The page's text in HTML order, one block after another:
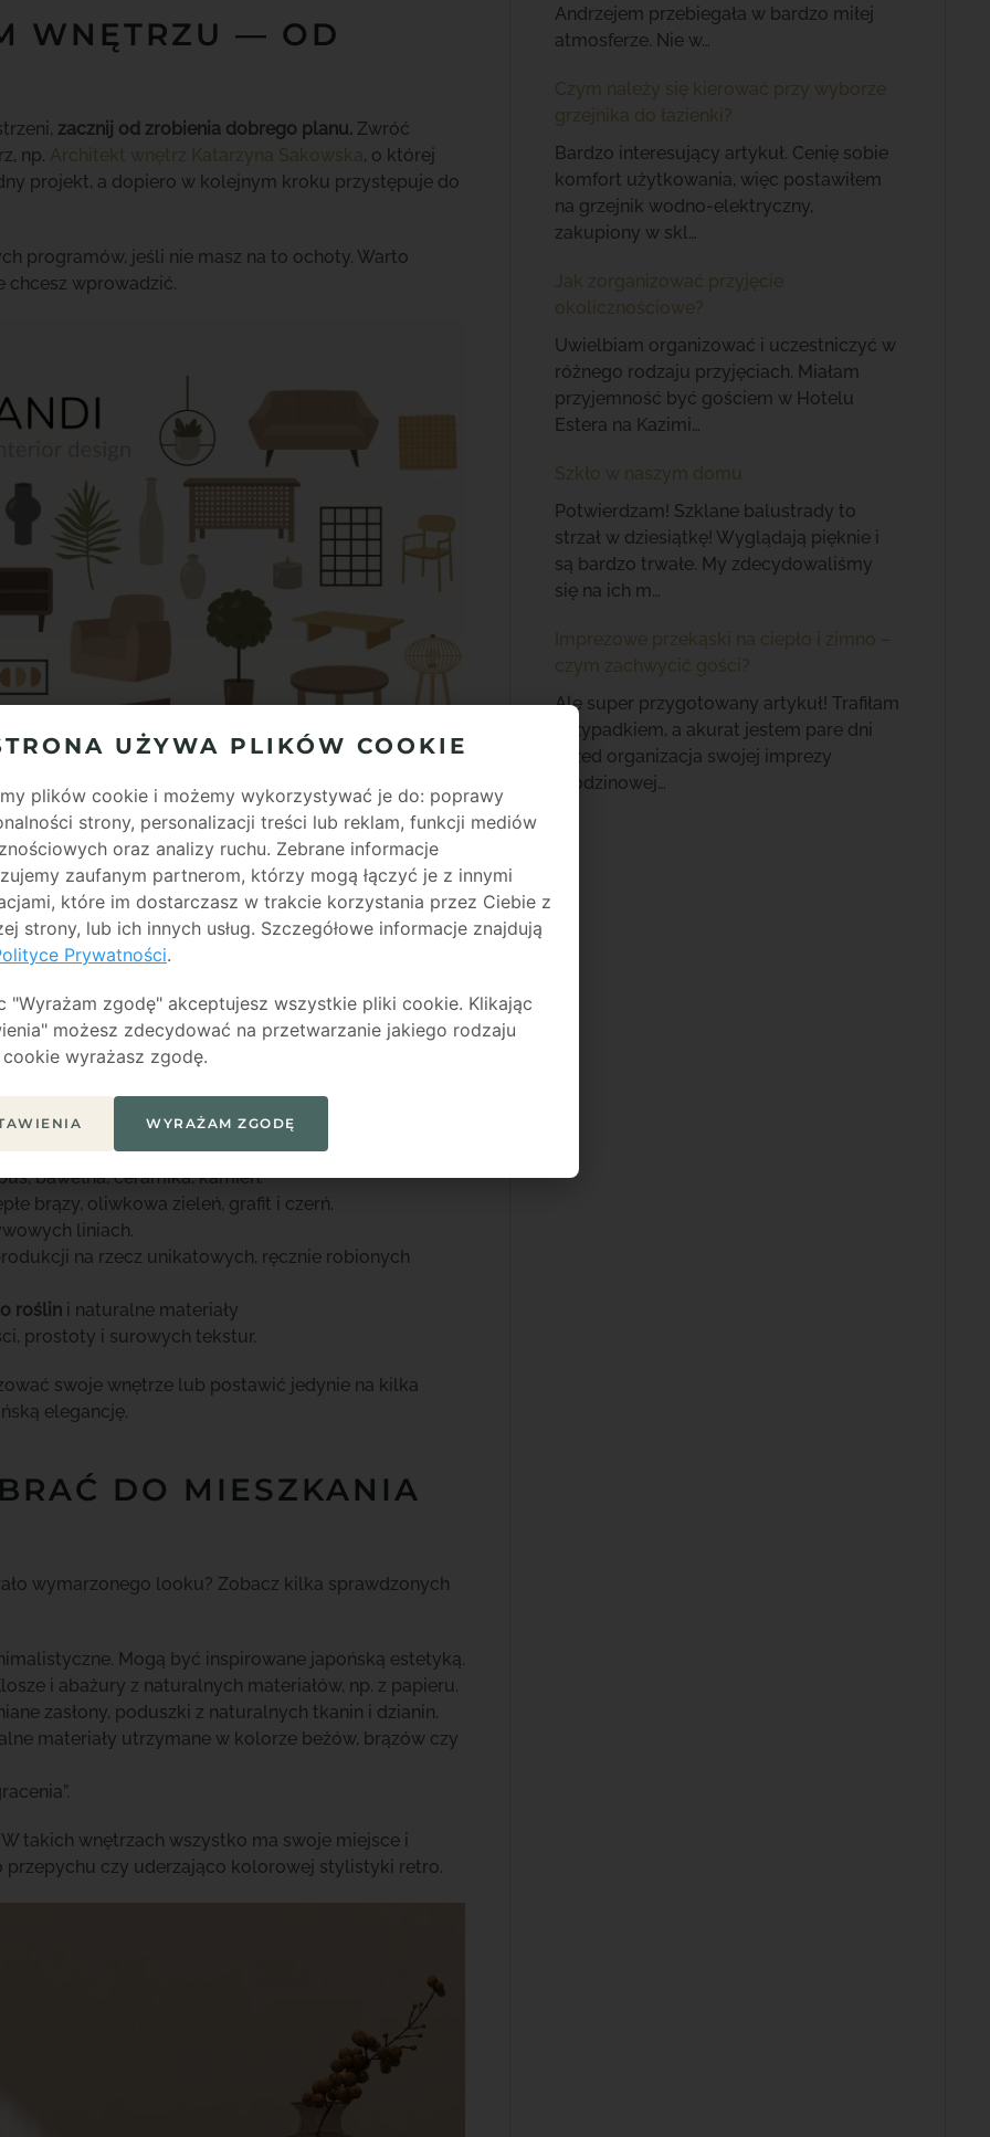
WNĘTRZU — OD
zacznij od zrobienia dobrego planu. Zwróć
np. Architekt wnętrz Katarzyna Sakowska, o której
projekt, a dopiero w kolejnym kroku przystępuje do
programów, jeśli nie masz na to ochoty. Warto
chcesz wprowadzić.
W umiejętny sposób
Sprawdź!
dekoracji, na rzecz funkcjonalnych i
bawełna, ceramika, kamień.
brązy, oliwkowa zieleń, grafit i czerń.
liniach.
na rzecz unikatowych, ręcznie robionych
roślin i naturalne materiały
prostoty i surowych tekstur.
swoje wnętrze lub postawić jedynie na kilka
elegancję.
DO MIESZKANIA
wymarzonego looku? Zobacz kilka sprawdzonych
Mogą być inspirowane japońską estetyką.
i abażury z naturalnych materiałów, np. z papieru.
zasłony, poduszki z naturalnych tkanin i dzianin.
materiały utrzymane w kolorze beżów, brązów czy
W takich wnętrzach wszystko ma swoje miejsce i
czy uderzająco kolorowej stylistyki retro.
Andrzejem przebiegała w bardzo miłej
atmosferze. Nie w…
Czym należy się kierować przy wyborze
grzejnika do łazienki?
Bardzo interesujący artykuł. Cenię sobie
komfort użytkowania, więc postawiłem
na grzejnik wodno-elektryczny,
zakupiony w skl…
Jak zorganizować przyjęcie
okolicznościowe?
Uwielbiam organizować i uczestniczyć w
różnego rodzaju przyjęciach. Miałam
przyjemność być gościem w Hotelu
Estera na Kazimi…
Szkło w naszym domu
Potwierdzam! Szklane balustrady to
strzał w dziesiątkę! Wyglądają pięknie i
są bardzo trwałe. My zdecydowaliśmy
się na ich m…
Imprezowe przekąski na ciepło i zimno –
czym zachwycić gości?
Ale super przygotowany artykuł! Trafiłam
przypadkiem, a akurat jestem pare dni
przed organizacja swojej imprezy
urodzinowej…
UŻYWA PLIKÓW COOKIE
plików cookie i możemy wykorzystywać je do: poprawy
strony, personalizacji treści lub reklam, funkcji mediów
oraz analizy ruchu. Zebrane informacje
zaufanym partnerom, którzy mogą łączyć je z innymi
które im dostarczasz w trakcie korzystania przez Ciebie z
strony, lub ich innych usług. Szczegółowe informacje znajdują
Prywatności.
"Wyrażam zgodę" akceptujesz wszystkie pliki cookie. Klikając
możesz zdecydować na przetwarzanie jakiego rodzaju
wyrażasz zgodę.
WYRAŻAM ZGODĘ